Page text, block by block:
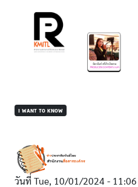
I WANT TO KNOW
วันที่ Tue, 10/01/2024 - 11:06